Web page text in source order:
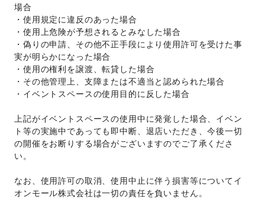
場合
・使用規定に違反のあった場合
・使用上危険が予想されるとみなした場合
・偽りの申請、その他不正手段により使用許可を受けた事
実が明らかになった場合
・使用の権利を譲渡、転貸した場合
・その他管理上、支障または不適当と認められた場合
・イベントスペースの使用目的に反した場合
上記がイベントスペースの使用中に発覚した場合、イベン
ト等の実施中であっても即中断、退店いただき、今後一切
の開催をお断りする場合がございますのでご了承くださ
い。
なお、使用許可の取消、使用中止に伴う損害等についてイ
オンモール株式会社は一切の責任を負いません。